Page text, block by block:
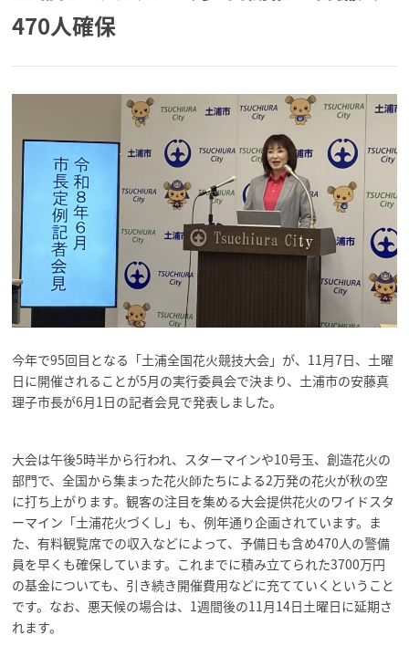
470人確保
今年で95回目となる「土浦全国花火競技大会」が、11月7日、土曜
日に開催されることが5月の実行委員会で決まり、土浦市の安藤真
理子市長が6月1日の記者会見で発表しました。
大会は午後5時半から行われ、スターマインや10号玉、創造花火の
部門で、全国から集まった花火師たちによる2万発の花火が秋の空
に打ち上がります。観客の注目を集める大会提供花火のワイドスタ
ーマイン「土浦花火づくし」も、例年通り企画されています。ま
た、有料観覧席での収入などによって、予備日も含め470人の警備
員を早くも確保しています。これまでに積み立てられた3700万円
の基金についても、引き続き開催費用などに充てていくということ
です。なお、悪天候の場合は、1週間後の11月14日土曜日に延期さ
れます。